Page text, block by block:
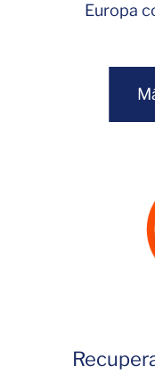
Europa